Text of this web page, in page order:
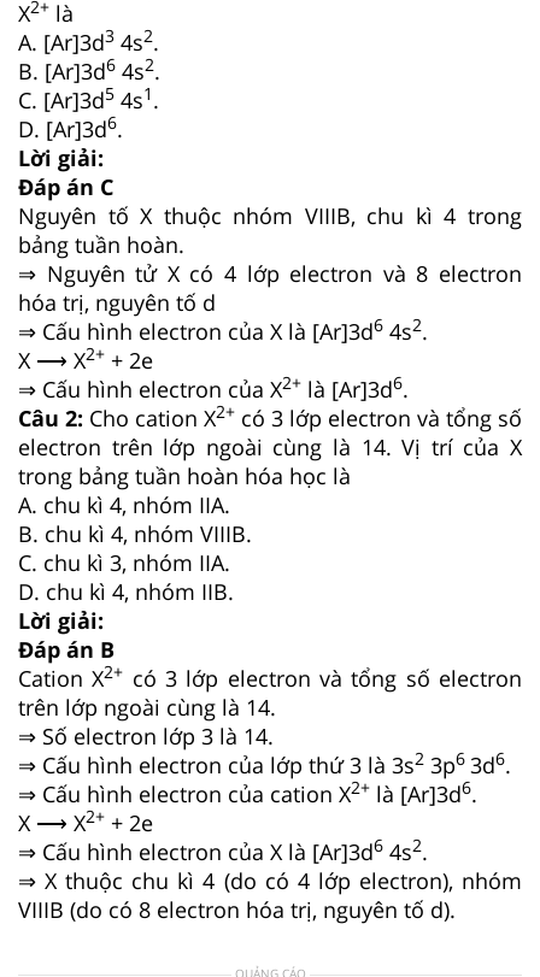
X2+ là
A. [Ar]3d3 4s2.
B. [Ar]3d6 4s2.
C. [Ar]3d5 4s1 .
D. [Ar]3d6.
Lời giải:
Đáp án C
Nguyên tố X thuộc nhóm VIIIB, chu kì 4 trong
bảng tuần hoàn.
⇒ Nguyên tử X có 4 lớp electron và 8 electron
hóa trị, nguyên tố d
⇒ Cấu hình electron của X là [Ar]3d6 4s2.
X ⟶ X2+ + 2e
⇒ Cấu hình electron của X2+ là [Ar]3d6.
Câu 2: Cho cation X2+ có 3 lớp electron và tổng số
electron trên lớp ngoài cùng là 14. Vị trí của X
trong bảng tuần hoàn hóa học là
A. chu kì 4, nhóm IIA.
B. chu kì 4, nhóm VIIIB.
C. chu kì 3, nhóm IIA.
D. chu kì 4, nhóm IIB.
Lời giải:
Đáp án B
Cation X2+ có 3 lớp electron và tổng số electron
trên lớp ngoài cùng là 14.
⇒ Số electron lớp 3 là 14.
⇒ Cấu hình electron của lớp thứ 3 là 3s2 3p6 3d6.
⇒ Cấu hình electron của cation X2+ là [Ar]3d6.
X ⟶ X2+ + 2e
⇒ Cấu hình electron của X là [Ar]3d6 4s2.
⇒ X thuộc chu kì 4 (do có 4 lớp electron), nhóm
VIIIB (do có 8 electron hóa trị, nguyên tố d).
QUẢNG CÁO